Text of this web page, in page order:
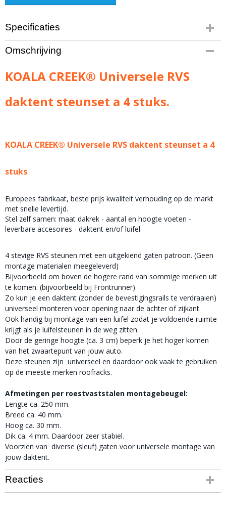
Specificaties
Productcode leverancier
R90:KCDTS
5,00 Kg
Omschrijving
KOALA CREEK® Universele RVS
daktent steunset a 4 stuks.
KOALA CREEK® Universele RVS daktent steunset a 4
stuks
Europees fabrikaat, beste prijs kwaliteit verhouding op de markt
met snelle levertijd.
Stel zelf samen: maat dakrek - aantal en hoogte voeten -
leverbare accesoires - daktent en/of luifel.
4 stevige RVS steunen met een uitgekiend gaten patroon. (Geen
montage materialen meegeleverd)
Bijvoorbeeld om boven de hogere rand van sommige merken uit
te komen. (bijvoorbeeld bij Frontrunner)
Zo kun je een daktent (zonder de bevestigingsrails te verdraaien)
universeel monteren voor opening naar de achter of zijkant.
Ook handig bij montage van een luifel zodat je voldoende ruimte
krijgt als je luifelsteunen in de weg zitten.
Door de geringe hoogte (ca. 3 cm) beperk je het hoger komen
van het zwaartepunt van jouw auto.
Deze steunen zijn universeel en daardoor ook vaak te gebruiken
op de meeste merken roofracks.
Afmetingen per roestvaststalen montagebeugel:
Lengte ca. 250 mm.
Breed ca. 40 mm.
Hoog ca. 30 mm.
Dik ca. 4 mm. Daardoor zeer stabiel.
Voorzien van diverse (sleuf) gaten voor universele montage van
jouw daktent.
Reacties